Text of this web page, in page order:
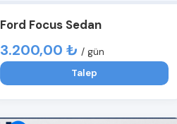
Ford Focus Sedan
3.200,00 ₺ / gün
Talep